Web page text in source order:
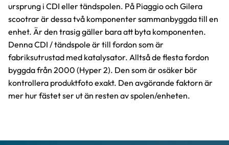
ursprung i CDI eller tändspolen. På Piaggio och Gilera
scootrar är dessa två komponenter sammanbyggda till en
enhet. Är den trasig gäller bara att byta komponenten.
Denna CDI / tändspole är till fordon som är
fabriksutrustad med katalysator. Alltså de flesta fordon
byggda från 2000 (Hyper 2). Den som är osäker bör
kontrollera produktfoto exakt. Den avgörande faktorn är
mer hur fästet ser ut än resten av spolen/enheten.